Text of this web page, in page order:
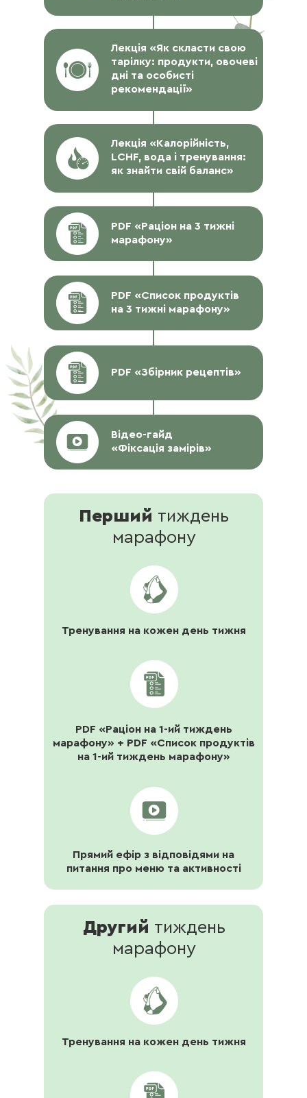
Лекція «Як скласти свою
тарілку: продукти, овочеві
дні та особисті
рекомендації»
Лекція «Калорійність,
LCHF, вода і тренування:
як знайти свій баланс»
PDF «Раціон на 3 тижні
марафону»
Відео-гайд
«Фіксація замірів»
PDF «Збірник рецептів»
PDF «Список продуктів
на 3 тижні марафону»
Перший тиждень
марафону
PDF «Раціон на 1-ий тиждень
марафону» + PDF «Список продуктів
на 1-ий тиждень марафону»
Прямий ефір з відповідями на
питання про меню та активності
Тренування на кожен день тижня
Другий тиждень
марафону
Тренування на кожен день тижня